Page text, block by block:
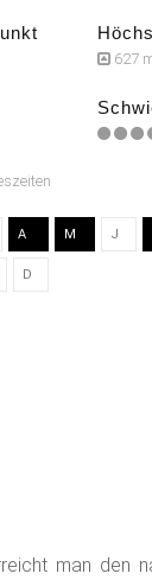
627
A M J
D
man den